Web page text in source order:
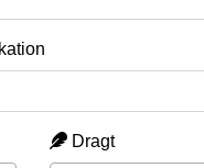
Dragt